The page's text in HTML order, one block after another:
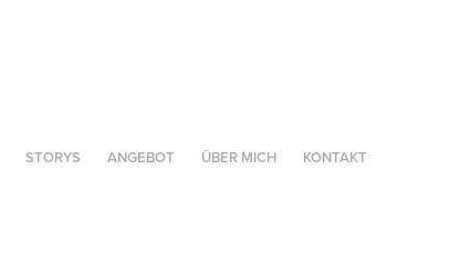
STORYS ANGEBOT ÜBER MICH KONTAKT